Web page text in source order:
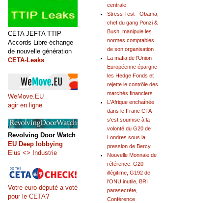
centrale
Stress Test - Obama,
chef du gang Ponzi &
Bush, manipule les
normes comptables
de son organisation
La mafia de l'Union
Européenne épargne
les Hedge Fonds et
rejette le contrôle des
marchés financiers
L'Afrique enchaînée
dans le Franc CFA
s'est soumise à la
volonté du G20 de
Londres sous la
pression de Bercy
Nouvelle Monnaie de
référence: G20
illégitime, G192 de
l'ONU inutile, BRI
parasecrète,
Conférence
CETA JEFTA TTIP
Accords Libre-échange
de nouvelle génération
CETA-Leaks
WeMove.EU
agir en ligne
Revolving Door Watch
EU Deep lobbying
Elus <> Industrie
Votre euro-député a voté
pour le CETA?